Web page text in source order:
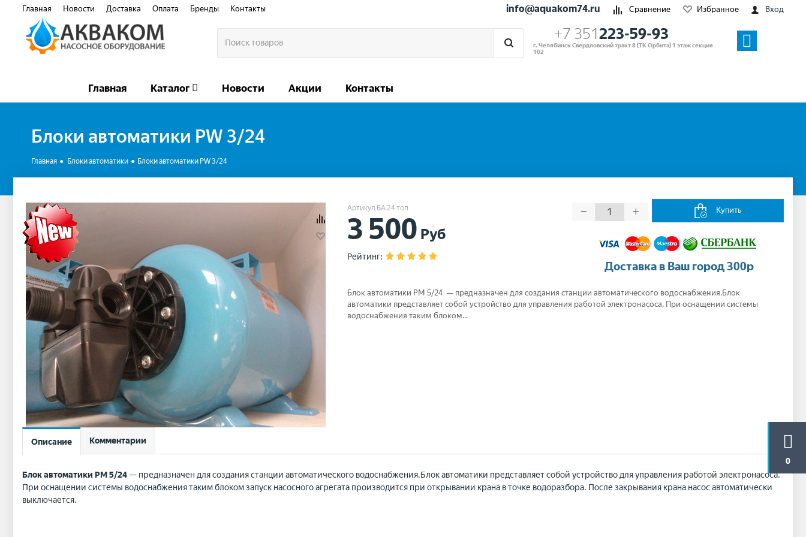
Главная Новости Доставка Оплата Бренды Контакты info@aquakom74.ru Сравнение Избранное Вход
+7 351223-59-93
г. Челябинск Свердловский тракт 8 (ТК Орбита) 1 этаж секция
102
Главная Каталог Новости Акции Контакты
0
Блоки автоматики РW 3/24
Главная Блоки автоматики Блоки автоматики РW 3/24
Артикул БА 24 топ
3 500 Руб
Рейтинг:
− + Купить
Доставка в Ваш город 300р
Блок автоматики РМ 5/24 — предназначен для создания станции автоматического водоснабжения.Блок
автоматики представляет собой устройство для управления работой электронасоса. При оснащении системы
водоснабжения таким блоком...
Описание Комментарии
Блок автоматики РМ 5/24 — предназначен для создания станции автоматического водоснабжения.Блок автоматики представляет собой устройство для управления работой электронасоса.
При оснащении системы водоснабжения таким блоком запуск насосного агрегата производится при открывании крана в точке водоразбора. После закрывания крана насос автоматически
выключается.